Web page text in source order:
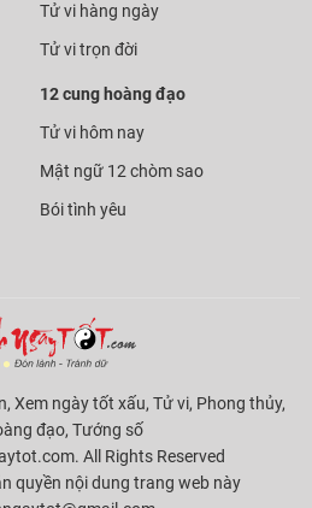
Tử vi hàng ngày
Tử vi trọn đời
12 cung hoàng đạo
Tử vi hôm nay
Mật ngữ 12 chòm sao
Bói tình yêu
Xem ngày tốt xấu, Tử vi, Phong thủy,
đạo, Tướng số
All Rights Reserved
quyền nội dung trang web này